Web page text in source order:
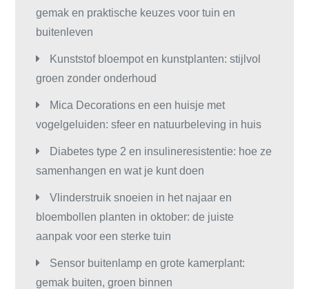
gemak en praktische keuzes voor tuin en
buitenleven
Kunststof bloempot en kunstplanten: stijlvol
groen zonder onderhoud
Mica Decorations en een huisje met
vogelgeluiden: sfeer en natuurbeleving in huis
Diabetes type 2 en insulineresistentie: hoe ze
samenhangen en wat je kunt doen
Vlinderstruik snoeien in het najaar en
bloembollen planten in oktober: de juiste
aanpak voor een sterke tuin
Sensor buitenlamp en grote kamerplant:
gemak buiten, groen binnen